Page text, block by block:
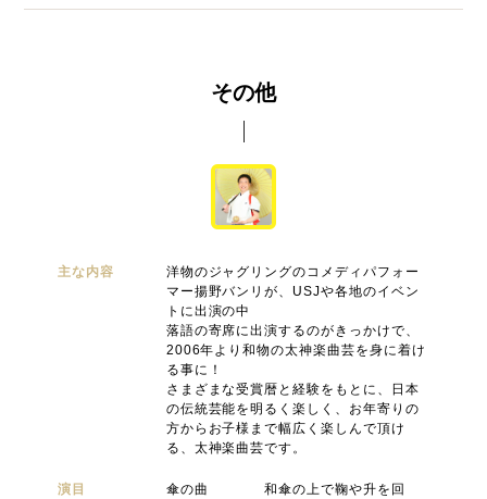
その他
主な内容
洋物のジャグリングのコメディパフォー
マー揚野バンリが、USJや各地のイベン
トに出演の中
落語の寄席に出演するのがきっかけで、
2006年より和物の太神楽曲芸を身に着け
る事に！
さまざまな受賞暦と経験をもとに、日本
の伝統芸能を明るく楽しく、お年寄りの
方からお子様まで幅広く楽しんで頂け
る、太神楽曲芸です。
演目
傘の曲 和傘の上で鞠や升を回